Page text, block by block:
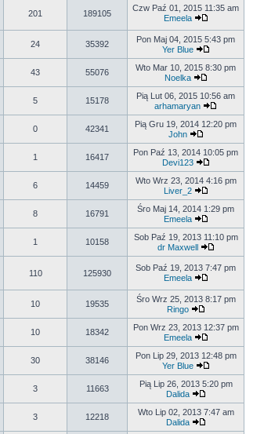
201 189105
Czw Paź 01, 2015 11:35 am
Emeela
24 35392
Pon Maj 04, 2015 5:43 pm
Yer Blue
43 55076
Wto Mar 10, 2015 8:30 pm
Noelka
5 15178
Pią Lut 06, 2015 10:56 am
arhamaryan
0 42341
Pią Gru 19, 2014 12:20 pm
John
1 16417
Pon Paź 13, 2014 10:05 pm
Devi123
6 14459
Wto Wrz 23, 2014 4:16 pm
Liver_2
8 16791
Śro Maj 14, 2014 1:29 pm
Emeela
1 10158
Sob Paź 19, 2013 11:10 pm
dr Maxwell
110 125930
Sob Paź 19, 2013 7:47 pm
Emeela
10 19535
Śro Wrz 25, 2013 8:17 pm
Ringo
10 18342
Pon Wrz 23, 2013 12:37 pm
Emeela
30 38146
Pon Lip 29, 2013 12:48 pm
Yer Blue
3 11663
Pią Lip 26, 2013 5:20 pm
Dalida
3 12218
Wto Lip 02, 2013 7:47 am
Dalida